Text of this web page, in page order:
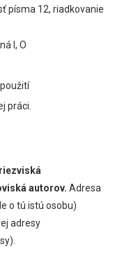
písma 12, riadkovanie
l, O
práci.
autorov. Adresa
o tú istú osobu)
adresy